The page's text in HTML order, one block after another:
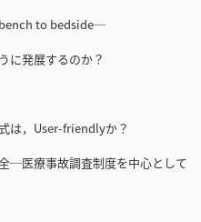
to bedside─
に発展するのか？
は，User-friendlyか？
─医療事故調査制度を中心として